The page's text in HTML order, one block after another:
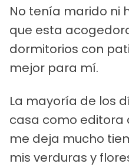
No tenía marido ni
que esta
dormitorios con
mejor para mí.
La mayoría de los
casa como editora
me deja mucho
mis verduras y